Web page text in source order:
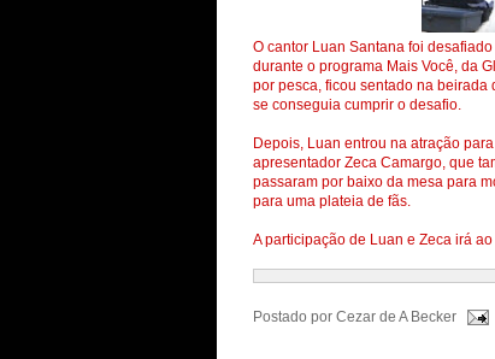
O cantor Luan Santana foi
durante o programa Mais Você, da
por pesca, ficou sentado na beirada
se conseguia cumprir o desafio.
Depois, Luan entrou na atração
apresentador Zeca Camargo, que
passaram por baixo da mesa para
para uma plateia de fãs.
A participação de Luan e Zeca irá
Postado por Cezar de A Becker